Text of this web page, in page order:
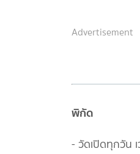
Advertisement
พิกัด
- วัดเปิดทุกวัน